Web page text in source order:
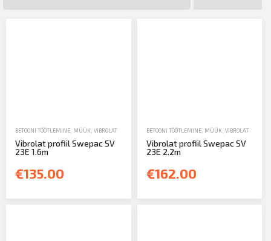
BETOONI TÖÖTLEMINE MÜÜK VIBROLAT
Vibrolat profiil Swepac SV
23E 1.6m
€135.00
BETOONI TÖÖTLEMINE, MÜÜK VIBROLAT
Vibrolat profiil Swepac SV
23E 2.2m
€162.00